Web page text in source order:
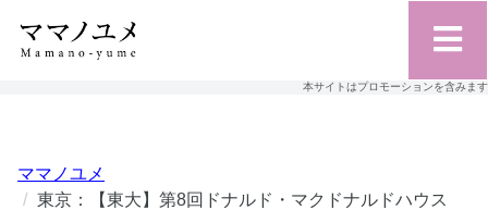
本サイトはプロモーションを含みます
ママノユメ
東京：【東大】第8回ドナルド・マクドナルドハウス